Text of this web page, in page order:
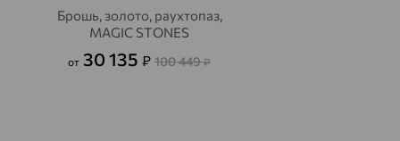
Брошь, золото, раухтопаз,
MAGIC STONES
от 30 135 ₽ 100 449₽